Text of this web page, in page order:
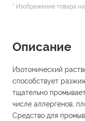
* Изображение товара
Описание
Изотонический
способствует
тщательно
числе аллергенов,
Средство для